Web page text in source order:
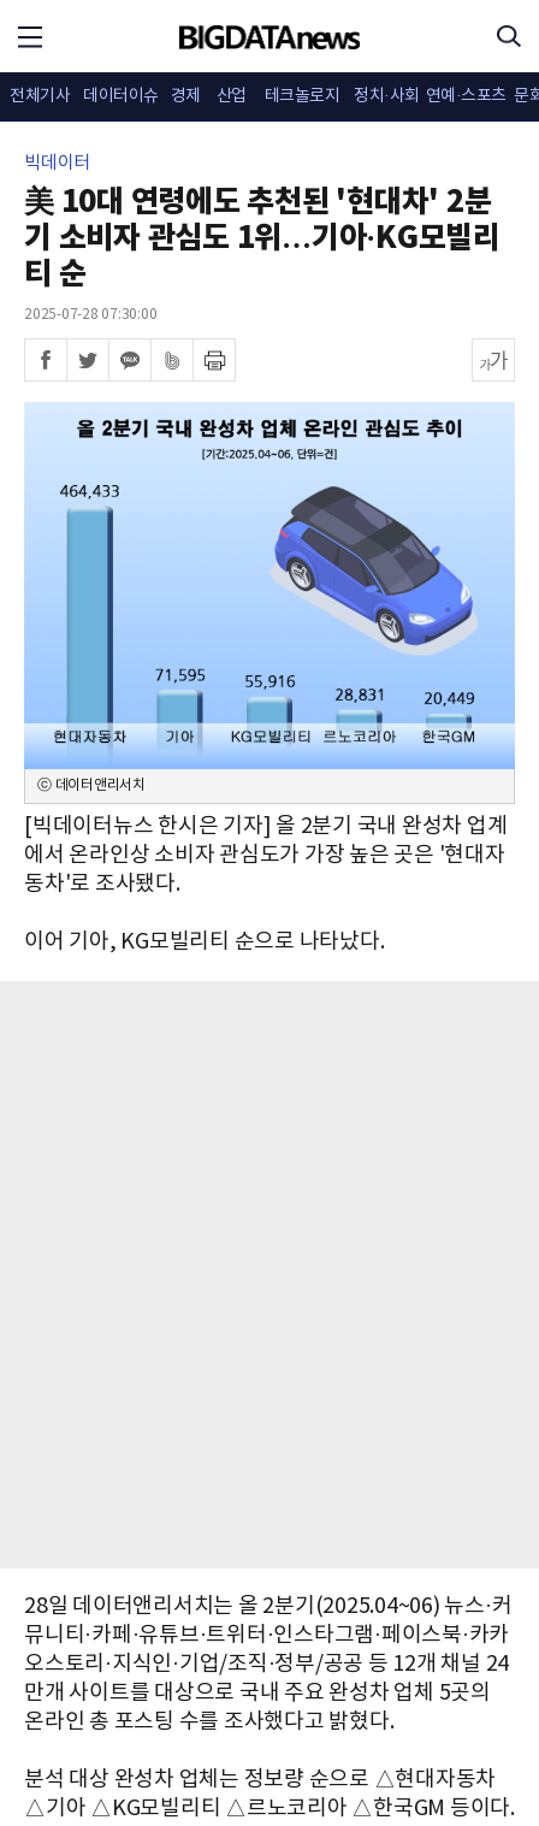
전체기사 데이터이슈 경제 산업 테크놀로지 정치·사회 연예·스포츠 문
빅데이터
美 10대 연령에도 추천된 '현대차' 2분
기 소비자 관심도 1위…기아·KG모빌리
티 순
2025-07-28 07:30:00
ⓒ 데이터앤리서치
[빅데이터뉴스 한시은 기자] 올 2분기 국내 완성차 업계
에서 온라인상 소비자 관심도가 가장 높은 곳은 '현대자
동차'로 조사됐다.
이어 기아, KG모빌리티 순으로 나타났다.
28일 데이터앤리서치는 올 2분기(2025.04~06) 뉴스·커
뮤니티·카페·유튜브·트위터·인스타그램·페이스북·카카
오스토리·지식인·기업/조직·정부/공공 등 12개 채널 24
만개 사이트를 대상으로 국내 주요 완성차 업체 5곳의
온라인 총 포스팅 수를 조사했다고 밝혔다.
분석 대상 완성차 업체는 정보량 순으로 △현대자동차
△기아 △KG모빌리티 △르노코리아 △한국GM 등이다.